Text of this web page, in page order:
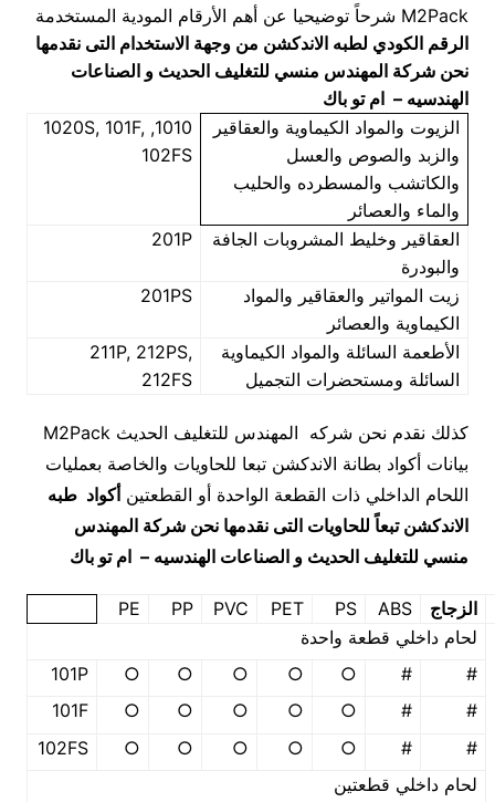
M2Pack شرحاً توضيحيا عن أهم الأرقام المودية المستخدمة
الرقم الكودي لطبه الاندكشن من وجهة الاستخدام التى نقدمها
نحن شركة المهندس منسي للتغليف الحديث و الصناعات
الهندسيه – ام تو باك
الزيوت والمواد الكيماوية والعقاقير
والزبد والصوص والعسل
والكاتشب والمسطرده والحليب
والماء والعصائر
1010, 1020S, 101F,
102FS
العقاقير وخليط المشروبات الجافة
والبودرة
201P
زيت المواتير والعقاقير والمواد
الكيماوية والعصائر
201PS
الأطعمة السائلة والمواد الكيماوية
السائلة ومستحضرات التجميل
211P, 212PS,
212FS
كذلك نقدم نحن شركه المهندس للتغليف الحديث M2Pack
بيانات أكواد بطانة الاندكشن تبعا للحاويات والخاصة بعمليات
اللحام الداخلي ذات القطعة الواحدة أو القطعتينأكواد طبه
الاندكشن تبعاً للحاويات التى نقدمها نحن شركة المهندس
منسي للتغليف الحديث و الصناعات الهندسيه – ام تو باك
PE PP PVC PET PS ABS
الزجاج
لحام داخلي قطعة واحدة
101P
○ ○ ○ ○ ○ #
#
101F
○ ○ ○ ○ ○ #
#
102FS
○ ○ ○ ○ ○ #
#
لحام داخلي قطعتين